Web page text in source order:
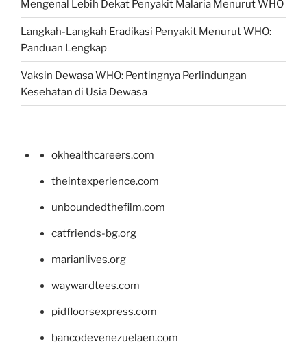
Mengenal Lebih Dekat Penyakit Malaria Menurut WHO
Langkah-Langkah Eradikasi Penyakit Menurut WHO:
Panduan Lengkap
Vaksin Dewasa WHO: Pentingnya Perlindungan
Kesehatan di Usia Dewasa
okhealthcareers.com
theintexperience.com
unboundedthefilm.com
catfriends-bg.org
marianlives.org
waywardtees.com
pidfloorsexpress.com
bancodevenezuelaen.com